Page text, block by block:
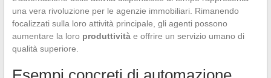
una vera rivoluzione per le agenzie immobiliari. Rimanendo
focalizzati sulla loro attività principale, gli agenti possono
aumentare la loro produttivitàe offrire un servizio umano di
qualità superiore.